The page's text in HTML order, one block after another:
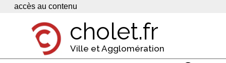
Panneau de gestion des cookies
accès au contenu
cholet.fr
Ville et Agglomération